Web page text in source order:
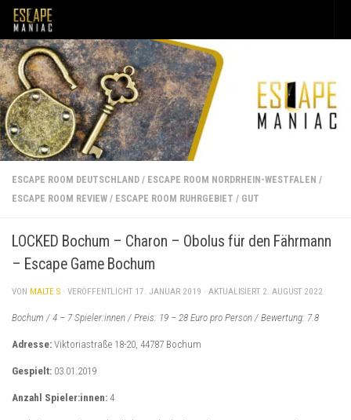
Unter dem Inhalt
ESCAPE ROOM DEUTSCHLAND / ESCAPE ROOM NORDRHEIN-WESTFALEN /
ESCAPE ROOM REVIEW / ESCAPE ROOM RUHRGEBIET / GUT
LOCKED Bochum – Charon – Obolus für den Fährmann
– Escape Game Bochum
VON MALTE S · VERÖFFENTLICHT 17. JANUAR 2019 · AKTUALISIERT 2. AUGUST 2022
Bochum / 4 – 7 Spieler:innen / Preis: 19 – 28 Euro pro Person / Bewertung: 7.8
Adresse: Viktoriastraße 18-20, 44787 Bochum
Gespielt: 03.01.2019
Anzahl Spieler:innen: 4